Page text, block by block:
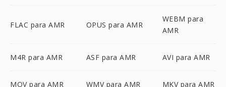
FLAC para AMR OPUS para AMR
WEBM para
AMR
M4R para AMR ASF para AMR AVI para AMR
MOV para AMR WMV para AMR MKV para AMR